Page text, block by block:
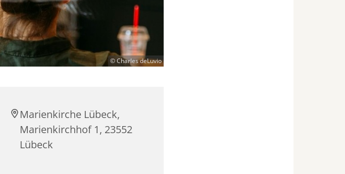
© Charles deLuvio
Marienkirche Lübeck,
Marienkirchhof 1, 23552
Lübeck